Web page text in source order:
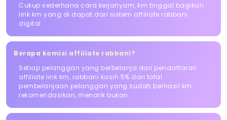
Cukup sederhana cara kerjanyam, km tinggal bagikan
link km yang di dapat dari sistem affiliate rabbani
digital
Berapa komisi affiliate rabbani?
Setiap pelanggan yang berbelanja dari pendaftaran
affiliate link km, rabbani kasih 5% dari total
pembelanjaan pelanggan yang sudah berhasil km
rekomendasikan, menarik bukan